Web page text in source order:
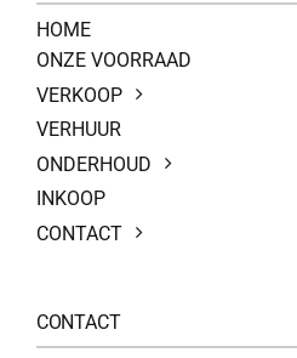
HOME
ONZE VOORRAAD
VERKOOP
VERHUUR
ONDERHOUD
INKOOP
CONTACT
CONTACT